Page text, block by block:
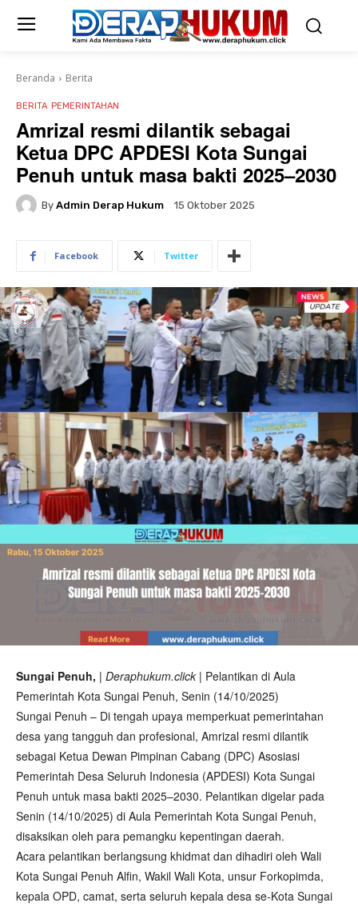
Beranda Berita
BERITA PEMERINTAHAN
Amrizal resmi dilantik sebagai
Ketua DPC APDESI Kota Sungai
Penuh untuk masa bakti 2025–2030
By Admin Derap Hukum 15 Oktober 2025
Facebook Twitter
Sungai Penuh, | Deraphukum.click | Pelantikan di Aula
Pemerintah Kota Sungai Penuh, Senin (14/10/2025)
Sungai Penuh – Di tengah upaya memperkuat pemerintahan
desa yang tangguh dan profesional, Amrizal resmi dilantik
sebagai Ketua Dewan Pimpinan Cabang (DPC) Asosiasi
Pemerintah Desa Seluruh Indonesia (APDESI) Kota Sungai
Penuh untuk masa bakti 2025–2030. Pelantikan digelar pada
Senin (14/10/2025) di Aula Pemerintah Kota Sungai Penuh,
disaksikan oleh para pemangku kepentingan daerah.
Acara pelantikan berlangsung khidmat dan dihadiri oleh Wali
Kota Sungai Penuh Alfin, Wakil Wali Kota, unsur Forkopimda,
kepala OPD, camat, serta seluruh kepala desa se-Kota Sungai